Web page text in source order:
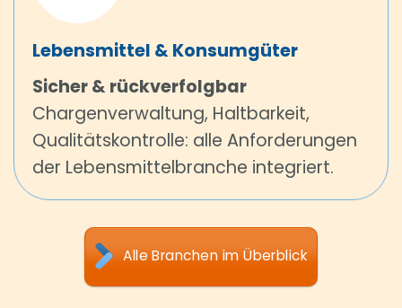
Lebensmittel & Konsumgüter
Sicher & rückverfolgbar
Chargenverwaltung, Haltbarkeit,
Qualitätskontrolle: alle Anforderungen
der Lebensmittelbranche integriert.
Alle Branchen im Überblick